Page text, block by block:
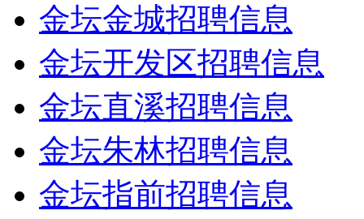
金坛金城招聘信息
金坛开发区招聘信息
金坛直溪招聘信息
金坛朱林招聘信息
金坛指前招聘信息